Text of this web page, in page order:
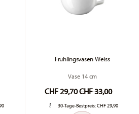
from
Frühlingsvasen Weiss
Vase 14 cm
CHF 29,70Price reduced
CHF 33,00to
30-Tage-Bestpreis:CHF 29,90